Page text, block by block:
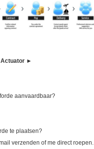
Actuator ►
aanvaardbaar?
te plaatsen?
verzenden of me direct roepen.